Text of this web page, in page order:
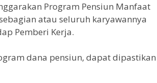
Program Pensiun Manfaat
atau seluruh karyawannya
Pemberi Kerja.
dana pensiun, dapat dipastikan